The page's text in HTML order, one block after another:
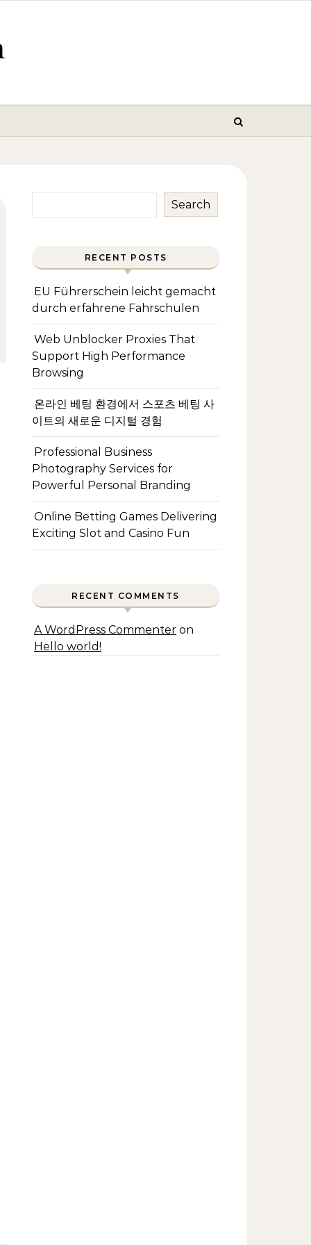
Search
RECENT POSTS
EU Führerschein leicht gemacht
durch erfahrene Fahrschulen
Web Unblocker Proxies That
Support High Performance
Browsing
온라인 베팅 환경에서 스포츠 베팅 사
이트의 새로운 디지털 경험
Professional Business
Photography Services for
Powerful Personal Branding
Online Betting Games Delivering
Exciting Slot and Casino Fun
RECENT COMMENTS
A WordPress Commenter on
Hello world!